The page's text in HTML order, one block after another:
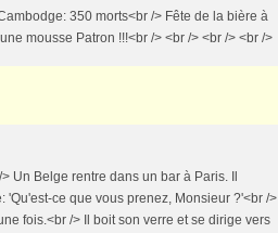
350 morts<br /> Fête de la bière à
mousse Patron !!!<br /> <br /> <br /> <br />
Un Belge rentre dans un bar à Paris. Il
ce que vous prenez, Monsieur ?'<br />
fois.<br /> Il boit son verre et se dirige vers